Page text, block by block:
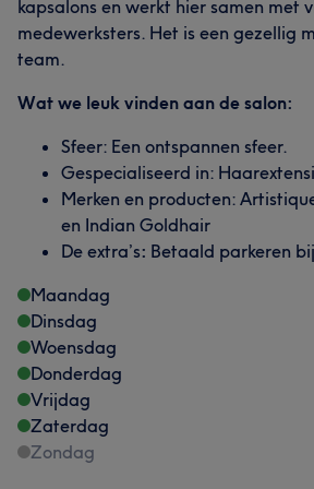
kapsalons en werkt hier samen met
medewerksters. Het is een gezellig
team.
Wat we leuk vinden aan de salon:
Sfeer: Een ontspannen sfeer.
Gespecialiseerd in:
Merken en producten:
en Indian Goldhair
De extra’s: Betaald parkeren
Maandag
Dinsdag
Woensdag
Donderdag
Vrijdag
Zaterdag
Zondag